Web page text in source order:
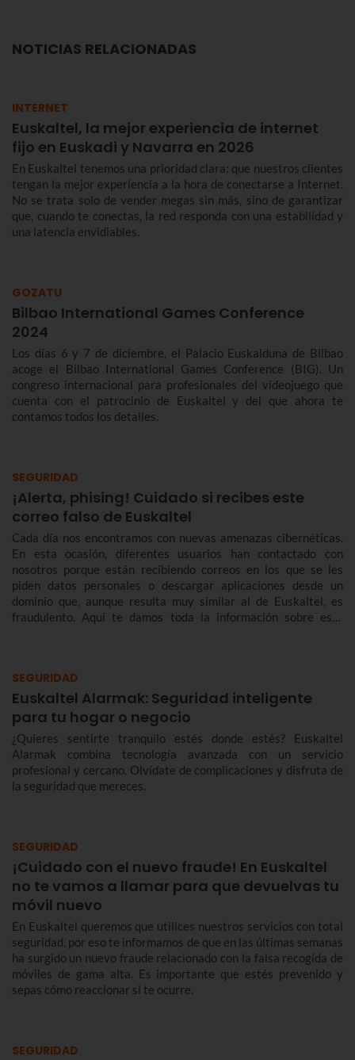
NOTICIAS RELACIONADAS
INTERNET
Euskaltel, la mejor experiencia de internet
fijo en Euskadi y Navarra en 2026
En Euskaltel tenemos una prioridad clara: que nuestros clientes
tengan la mejor experiencia a la hora de conectarse a Internet.
No se trata solo de vender megas sin más, sino de garantizar
que, cuando te conectas, la red responda con una estabilidad y
una latencia envidiables.
GOZATU
Bilbao International Games Conference
2024
Los días 6 y 7 de diciembre, el Palacio Euskalduna de Bilbao
acoge el Bilbao International Games Conference (BIG). Un
congreso internacional para profesionales del videojuego que
cuenta con el patrocinio de Euskaltel y del que ahora te
contamos todos los detalles.
SEGURIDAD
¡Alerta, phising! Cuidado si recibes este
correo falso de Euskaltel
Cada día nos encontramos con nuevas amenazas cibernéticas.
En esta ocasión, diferentes usuarios han contactado con
nosotros porque están recibiendo correos en los que se les
piden datos personales o descargar aplicaciones desde un
dominio que, aunque resulta muy similar al de Euskaltel, es
fraudulento. Aquí te damos toda la información sobre este
SEGURIDAD
Euskaltel Alarmak: Seguridad inteligente
para tu hogar o negocio
¿Quieres sentirte tranquilo estés donde estés? Euskaltel
Alarmak combina tecnología avanzada con un servicio
profesional y cercano. Olvídate de complicaciones y disfruta de
la seguridad que mereces.
SEGURIDAD
¡Cuidado con el nuevo fraude! En Euskaltel
no te vamos a llamar para que devuelvas tu
móvil nuevo
En Euskaltel queremos que utilices nuestros servicios con total
seguridad, por eso te informamos de que en las últimas semanas
ha surgido un nuevo fraude relacionado con la falsa recogida de
móviles de gama alta. Es importante que estés prevenido y
sepas cómo reaccionar si te ocurre.
SEGURIDAD